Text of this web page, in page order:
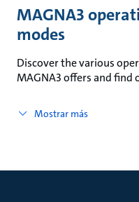
MAGNA3
modes
Discover the various
MAGNA3 offers and find
Mostrar más